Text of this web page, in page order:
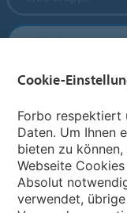
Forbo Flooring
Forbo Movement
Land auswählen
Land auswählen
Cookie-
Forbo respektiert
Daten. Um Ihnen
bieten zu
Webseite
Absolut
verwendet,